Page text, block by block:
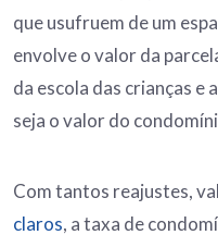
que usufruem de um
envolve o valor da
da escola das crianças e
seja o valor do
Com tantos reajustes,
claros, a taxa de